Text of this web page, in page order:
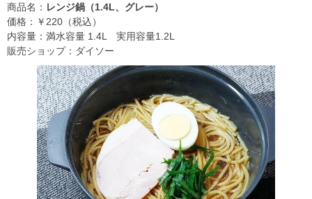
商品名： レンジ鍋（1.4L、グレー）
価格：￥220（税込）
内容量：満水容量 1.4L 実用容量1.2L
販売ショップ：ダイソー